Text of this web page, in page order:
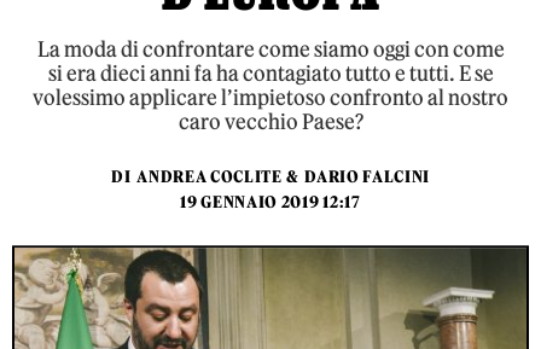
La moda di confrontare come siamo oggi con come
si era dieci anni fa ha contagiato tutto e tutti. E se
volessimo applicare l’impietoso confronto al nostro
caro vecchio Paese?
DI ANDREA COCLITE & DARIO FALCINI
19 GENNAIO 2019 12:17